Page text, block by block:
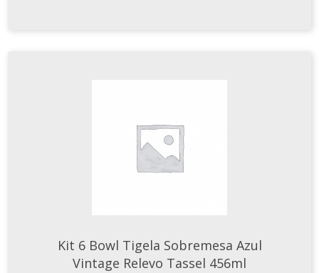
Kit 6 Bowl Tigela Sobremesa Azul
Vintage Relevo Tassel 456ml